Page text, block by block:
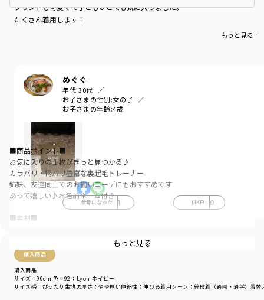
プリントも可愛くて子どもがとても気に入りました。
たくさん着用します！
もっと見る…
めぐぐ
年代:30代
お子さまの性別:女の子
お子さまの年齢:4歳
参考になった 1 LIKE! 0
購入商品
購入商品
サイズ感 ：ぴったり 生地の厚さ ：やや厚い伸縮性 ：伸びる着用シーン ：普段着（通園・通学） 着替
サイズ：90cm 色：92：Lyon-ネイビー
■商品ポイント■
お気に入りの１枚がきっと見つかる♪
カラバリ・柄バリ豊富な裏起毛トレーナー
姉妹、友達同士でのお揃いコーデにもおすすめです
あって嬉しい♪お名前ネーム付き
■素材■
程よい厚みで軽い着心地が特徴です
■DRCbranshesとは？■
Daily…毎日
もっと見る